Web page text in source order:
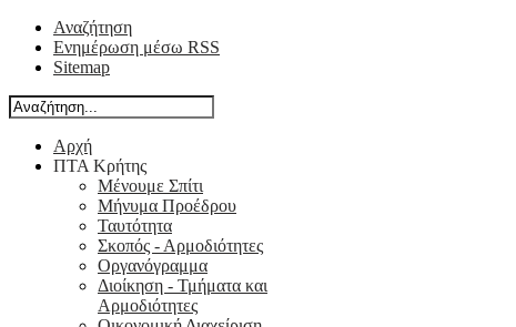
Αναζήτηση
Ενημέρωση μέσω RSS
Sitemap
Αρχή
ΠΤΑ Κρήτης
Μένουμε Σπίτι
Μήνυμα Προέδρου
Ταυτότητα
Σκοπός - Αρμοδιότητες
Οργανόγραμμα
Διοίκηση - Τμήματα και
Αρμοδιότητες